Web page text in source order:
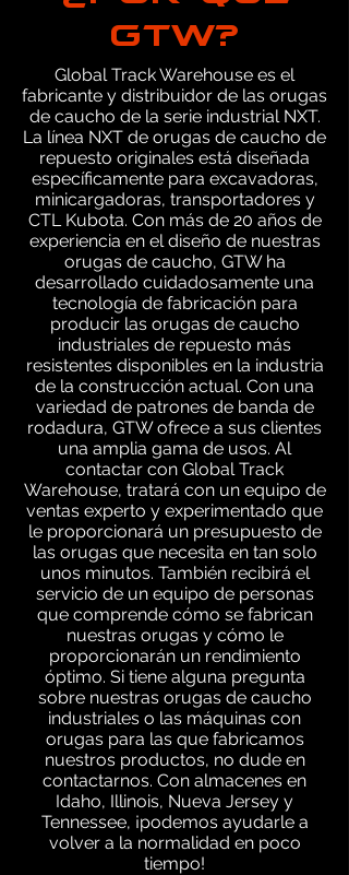
GTW?
Global Track Warehouse es el
fabricante y distribuidor de las orugas
de caucho de la serie industrial NXT.
La línea NXT de orugas de caucho de
repuesto originales está diseñada
específicamente para excavadoras,
minicargadoras, transportadores y
CTL Kubota. Con más de 20 años de
experiencia en el diseño de nuestras
orugas de caucho, GTW ha
desarrollado cuidadosamente una
tecnología de fabricación para
producir las orugas de caucho
industriales de repuesto más
resistentes disponibles en la industria
de la construcción actual. Con una
variedad de patrones de banda de
rodadura, GTW ofrece a sus clientes
una amplia gama de usos. Al
contactar con Global Track
Warehouse, tratará con un equipo de
ventas experto y experimentado que
le proporcionará un presupuesto de
las orugas que necesita en tan solo
unos minutos. También recibirá el
servicio de un equipo de personas
que comprende cómo se fabrican
nuestras orugas y cómo le
proporcionarán un rendimiento
óptimo. Si tiene alguna pregunta
sobre nuestras orugas de caucho
industriales o las máquinas con
orugas para las que fabricamos
nuestros productos, no dude en
contactarnos. Con almacenes en
Idaho, Illinois, Nueva Jersey y
Tennessee, ¡podemos ayudarle a
volver a la normalidad en poco
tiempo!